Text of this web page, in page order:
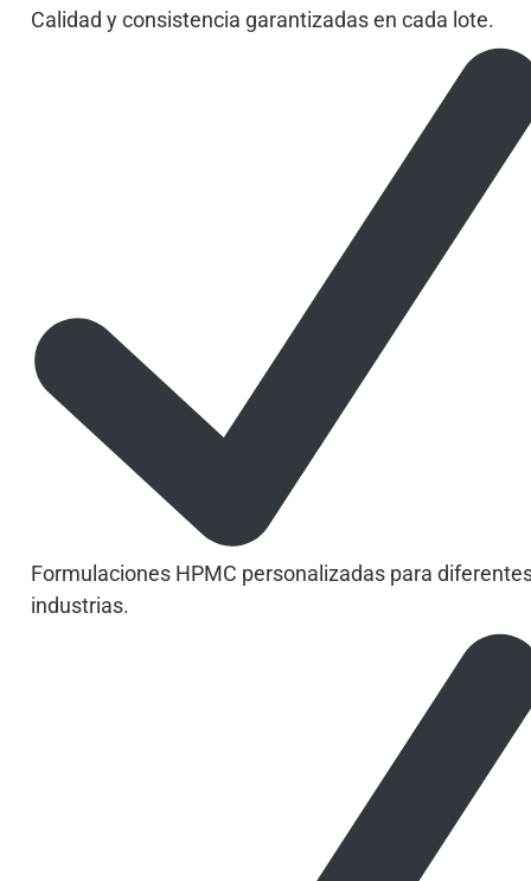
Calidad y consistencia garantizadas en cada lote.
Formulaciones HPMC personalizadas para
industrias.